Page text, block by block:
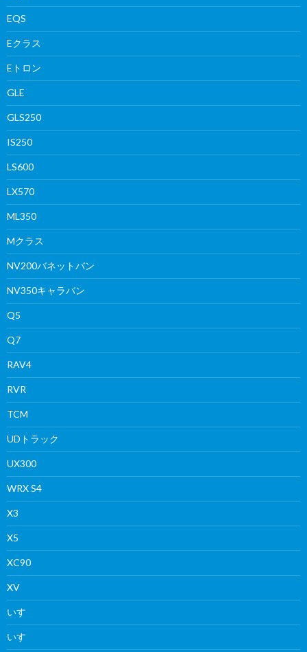
EQS
Eクラス
Eトロン
GLE
GLS250
IS250
LS600
LX570
ML350
Mクラス
NV200バネットバン
NV350キャラバン
Q5
Q7
RAV4
RVR
TCM
UDトラック
UX300
WRX S4
X3
X5
XC90
XV
いすゞ
いすゞ